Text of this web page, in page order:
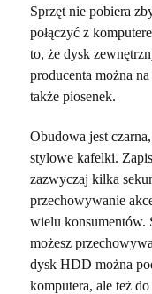
Sprzęt nie pobiera
połączyć z
to, że dysk
producenta można
także piosenek.
Obudowa jest
stylowe kafelki.
zazwyczaj kilka
przechowywanie
wielu konsumentów.
możesz
dysk HDD można
komputera, ale też